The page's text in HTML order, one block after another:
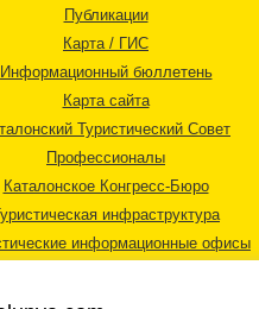
Публикации
Карта / ГИС
Информационный бюллетень
Карта сайта
Туристический Совет
Профессионалы
Каталонское Конгресс-Бюро
инфраструктура
информационные офисы